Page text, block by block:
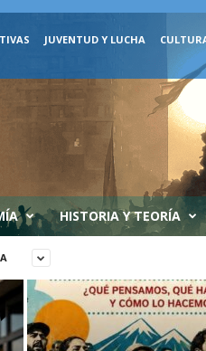
JUVENTUD Y LUCHA
HISTORIA Y TEORÍA